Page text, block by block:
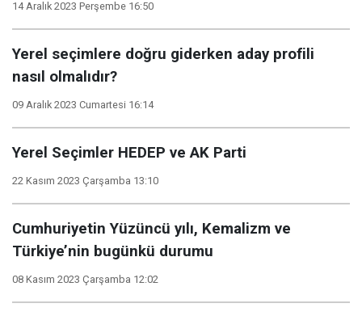
14 Aralık 2023 Perşembe 16:50
Yerel seçimlere doğru giderken aday profili
nasıl olmalıdır?
09 Aralık 2023 Cumartesi 16:14
Yerel Seçimler HEDEP ve AK Parti
22 Kasım 2023 Çarşamba 13:10
Cumhuriyetin Yüzüncü yılı, Kemalizm ve
Türkiye’nin bugünkü durumu
08 Kasım 2023 Çarşamba 12:02